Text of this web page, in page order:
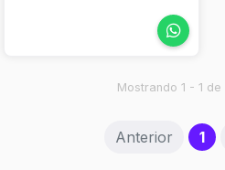
Mostrando 1 - 1 de
Anterior 1